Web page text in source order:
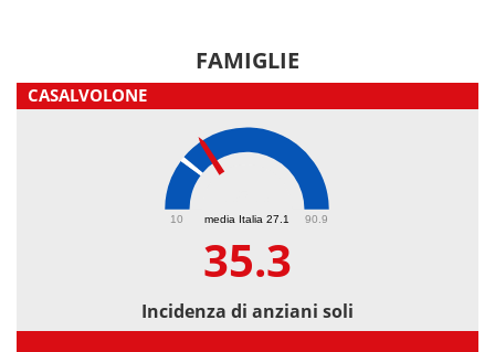
FAMIGLIE
CASALVOLONE
media Italia 27.1
10 90.9
35.3
Incidenza di anziani soli